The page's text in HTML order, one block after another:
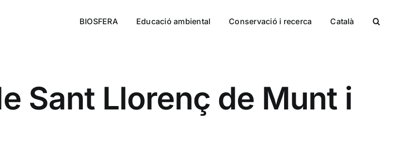
BIOSFERA Educació ambiental Conservació i recerca Català
Sant Llorenç de Munt i